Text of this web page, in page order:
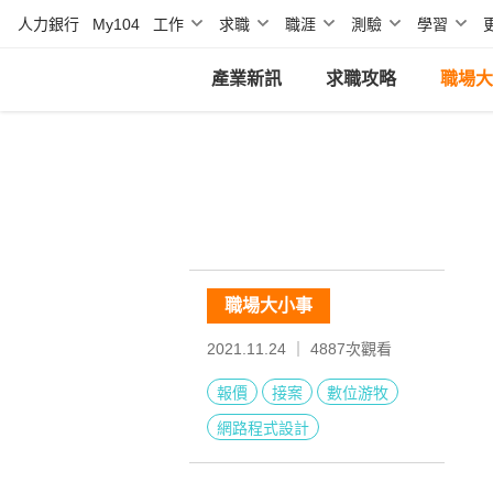
人力銀行 My104 工作 求職 職涯 測驗 學習
產業新訊 求職攻略 職場
職場大小事
2021.11.24 ｜ 4887次觀看
報價 接案
數位游牧
網路程式設計